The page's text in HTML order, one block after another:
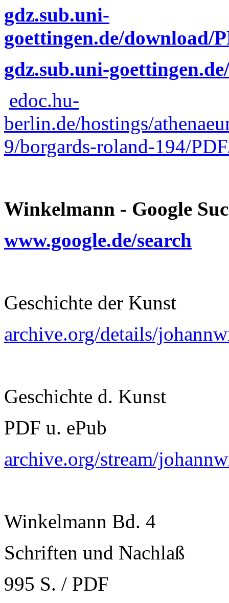
gdz.sub.uni-
goettingen.de/download/
gdz.sub.uni-
edoc.hu-
berlin.de/hostings/
9/borgards-roland-194/
Winkelmann - Google
www.google.de/search
Geschichte der Kunst
archive.org/details/
Geschichte d. Kunst
PDF u. ePub
archive.org/stream/
Winkelmann Bd. 4
Schriften und Nachlaß
995 S. / PDF